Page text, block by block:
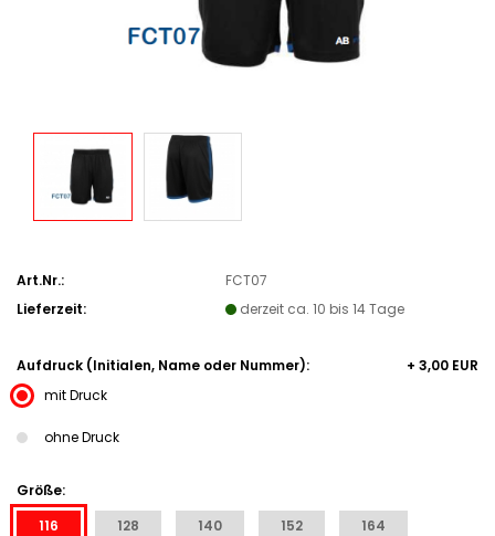
Art.Nr.:
FCT07
Lieferzeit:
derzeit ca. 10 bis 14 Tage
Aufdruck (Initialen, Name oder Nummer):
+ 3,00 EUR
mit Druck
ohne Druck
Größe:
116
128 140 152 164